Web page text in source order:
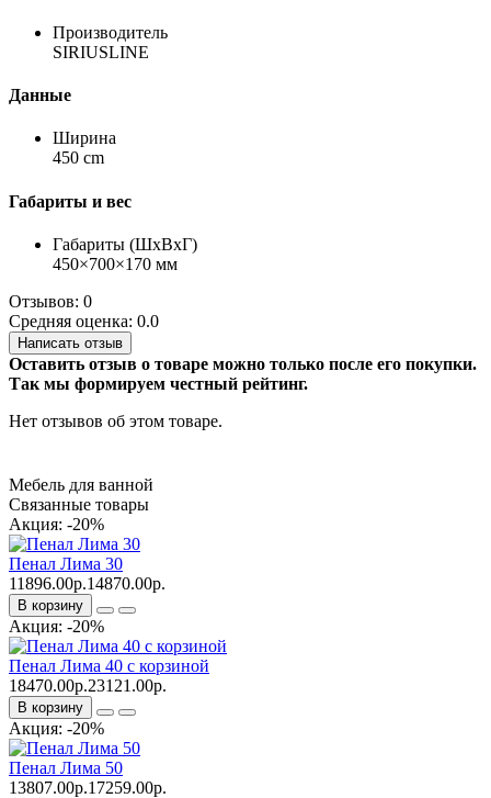
Производитель
SIRIUSLINE
Данные
Ширина
450 cm
Габариты и вес
Габариты (ШхВхГ)
450×700×170 мм
Отзывов: 0
Средняя оценка: 0.0
Написать отзыв
Оставить отзыв о товаре можно только после его покупки.
Так мы формируем честный рейтинг.
Нет отзывов об этом товаре.
Мебель для ванной
Связанные товары
Акция: -20%
Пенал Лима 30
11896.00р.14870.00р.
В корзину
Акция: -20%
Пенал Лима 40 с корзиной
18470.00р.23121.00р.
В корзину
Акция: -20%
Пенал Лима 50
13807.00р.17259.00р.